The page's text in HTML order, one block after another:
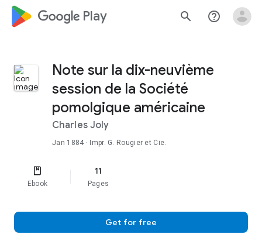
google_logo Play search help_outline
Note sur la dix-neuvième
session de la Société
pomolgique américaine
Charles Joly
Jan 1884 · Impr. G. Rougier et Cie.
Ebook
11
Pages
Get for free